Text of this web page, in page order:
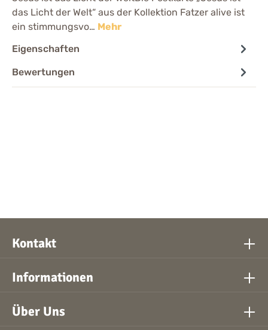
das Licht der Welt“ aus der Kollektion Fatzer alive ist
ein stimmungsvo… Mehr
Eigenschaften
Bewertungen
Kontakt
Informationen
Über Uns